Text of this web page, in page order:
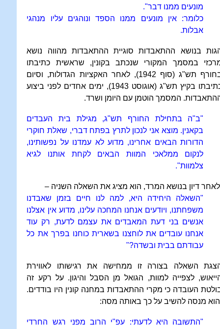
מונעים ממנו דבר".
כלומר: אין מונעים ממנו הספד ונוהגים עליו מנהגי
אבלות.
בנושא ההתאבדות סוגיית ההתאבדות מהווה נושא
במסמך המקורי שנכתב בקונין, שראשית כתיבתו
בחורף תש"ג (סוף 1942), לאחר האקציות הגדולות, וסיום
כתיבתו בקיץ תש"ג (אוגוסט 1943), ימים אחדים לפני ביצוע
המסמך הוטמן עם היומן ושרד.
"ב"ה בתחילת החורף תש"ג, מגילת בית העבדים
בקאנין. מוצא אני לנכון לתרץ בפתח דברי, שאלת חוקרי
הדורות הבאים אחרינו, מדוע לא עמדנו על נפשותינו,
לנקום ממלאכי המוות הבאים לקחת אותנו לגיא
צלמוות".
דיון בנושא המרד, הוא מציג את השאלה השניה –
"השאלה היחידה היא, למה לנו חיים בזמן שאבדנו
משפחתנו, ויודעים אנחנו המחכה עלינו, מדוע אין אצלנו
אנשים בני דעת המאבדים את עצמם לדעת, רק עוד
אנחנו עובדים את לוחצנו בשארית כוחנו בפרך את כל
עבודתם בבית ובשדה?"
השאלה בצורה זו ממחישה את רגישותו לאווירת
לצפייה למוות, הגואל מן הסבל והיגון. על רקע זה
העובדה כי מקרי ההתאבדות במחנה קונין היו בודדים.
מנסה להשיב על כך באותה מסה:
"התשובה היא לדעתי: עפ"י הרוב מפני רגש החרדי